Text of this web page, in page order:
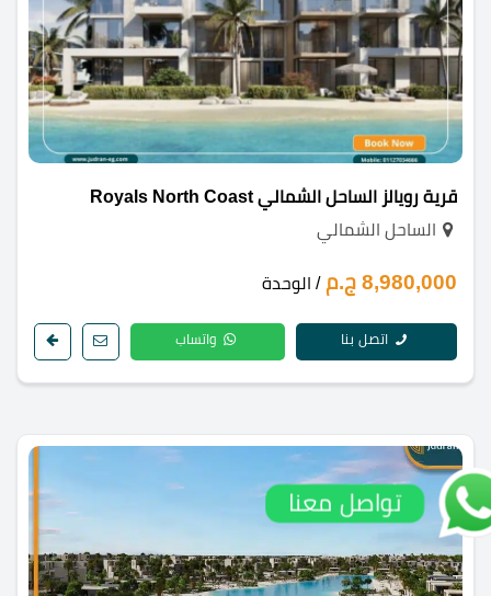
قرية رويالز الساحل الشمالي Royals North Coast
الساحل الشمالي
8,980,000 ج.م / الوحدة
اتصل بنا واتساب
تواصل معنا